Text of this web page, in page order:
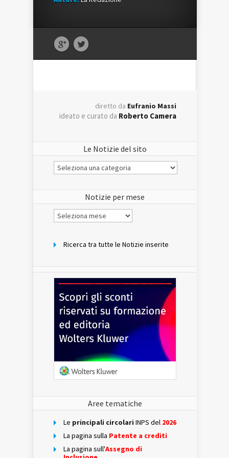
diretto da Eufranio Massi
ideato e curato da Roberto Camera
Le Notizie del sito
Le
Notizie
Notizie per mese
Notizie
per
Ricerca tra tutte le Notizie inserite
Aree tematiche
Le principali circolari INPS del 2026
La pagina sulla Patente a crediti
La pagina sull'Assegno di